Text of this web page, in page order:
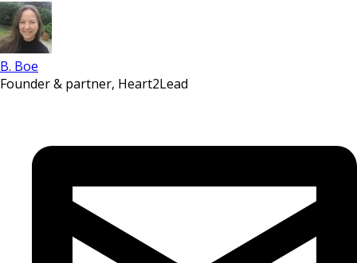
B. Boe
Founder & partner, Heart2Lead